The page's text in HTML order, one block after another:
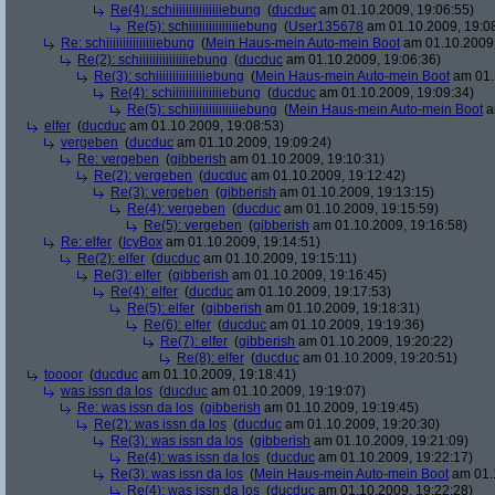
Re(4): schiiiiiiiiiiiiiiiebung (ducduc am 01.10.2009, 19:06:55)
Re(5): schiiiiiiiiiiiiiiiebung (User135678 am 01.10.2009,
Re: schiiiiiiiiiiiiiiiebung (Mein Haus-mein Auto-mein Boot am
Re(2): schiiiiiiiiiiiiiiiebung (ducduc am 01.10.2009, 19:06:36)
Re(3): schiiiiiiiiiiiiiiiebung (Mein Haus-mein Auto-mein Boot am
Re(4): schiiiiiiiiiiiiiiiebung (ducduc am 01.10.2009, 19:09:34)
Re(5): schiiiiiiiiiiiiiiiebung (Mein Haus-mein Auto-mein Boot
elfer (ducduc am 01.10.2009, 19:08:53)
vergeben (ducduc am 01.10.2009, 19:09:24)
Re: vergeben (gibberish am 01.10.2009, 19:10:31)
Re(2): vergeben (ducduc am 01.10.2009, 19:12:42)
Re(3): vergeben (gibberish am 01.10.2009, 19:13:15)
Re(4): vergeben (ducduc am 01.10.2009, 19:15:59)
Re(5): vergeben (gibberish am 01.10.2009, 19:16:58)
Re: elfer ( IcyBox am 01.10.2009, 19:14:51)
Re(2): elfer (ducduc am 01.10.2009, 19:15:11)
Re(3): elfer (gibberish am 01.10.2009, 19:16:45)
Re(4): elfer (ducduc am 01.10.2009, 19:17:53)
Re(5): elfer (gibberish am 01.10.2009, 19:18:31)
Re(6): elfer (ducduc am 01.10.2009, 19:19:36)
Re(7): elfer (gibberish am 01.10.2009, 19:20:22)
Re(8): elfer (ducduc am 01.10.2009, 19:20:51)
toooor (ducduc am 01.10.2009, 19:18:41)
was issn da los (ducduc am 01.10.2009, 19:19:07)
Re: was issn da los (gibberish am 01.10.2009, 19:19:45)
Re(2): was issn da los (ducduc am 01.10.2009, 19:20:30)
Re(3): was issn da los (gibberish am 01.10.2009, 19:21:09)
Re(4): was issn da los (ducduc am 01.10.2009, 19:22:17)
Re(3): was issn da los (Mein Haus-mein Auto-mein Boot am
Re(4): was issn da los (ducduc am 01.10.2009, 19:22:28)